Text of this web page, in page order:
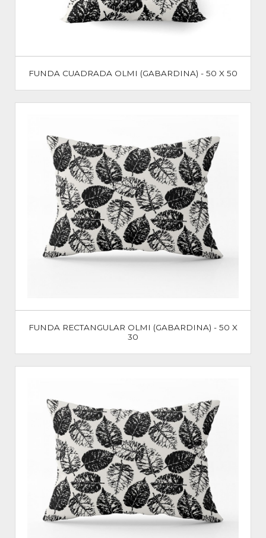
FUNDA CUADRADA OLMI (GABARDINA) - 50 X 50
FUNDA RECTANGULAR OLMI (GABARDINA) - 50 X
30